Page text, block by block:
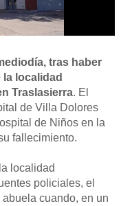
tras haber
localidad
Traslasierra. El
de Villa Dolores
de Niños en la
fallecimiento.
localidad
policiales, el
cuando, en un